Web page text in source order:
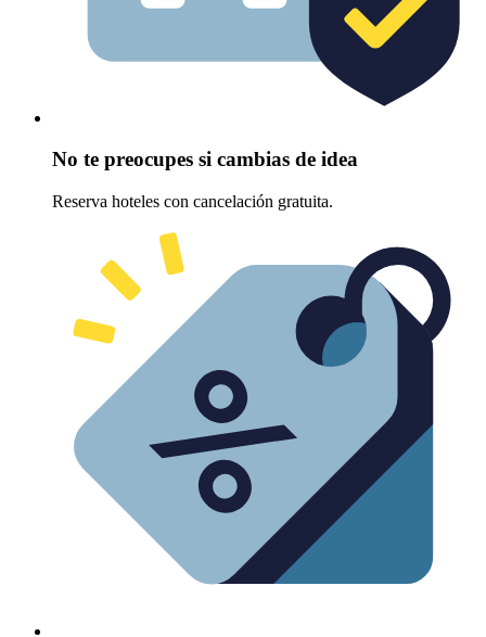
No te preocupes si cambias de idea
Reserva hoteles con cancelación gratuita.